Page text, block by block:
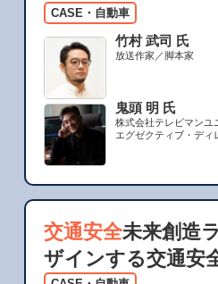
CASE・自動車
竹村 武司 氏
放送作家／脚本家
鬼頭 明 氏
株式会社テレビマンユ
エグゼクティブ・ディ
交通安全未来創造
ザインする交通安